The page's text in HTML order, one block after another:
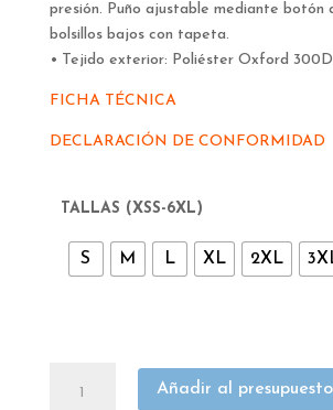
presión. Puño ajustable mediante botón
bolsillos bajos con tapeta.
• Tejido exterior: Poliéster Oxford
FICHA TÉCNICA
DECLARACIÓN DE CONFORMIDAD
TALLAS (XSS-6XL)
S M L XL 2XL
MARCA
Añadir al presupuesto